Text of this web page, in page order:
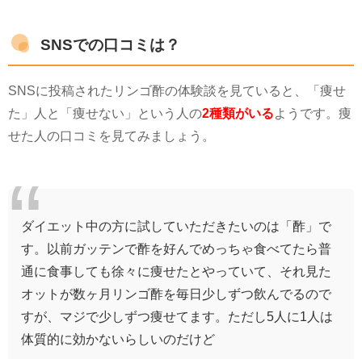
SNSでの口コミは？
SNSに投稿されたリンゴ酢の体験談を見ていると、「痩せ
た」人と「痩せない」という人の2種類がいる ようです。痩
せた人の口コミを見てみましょう。
ダイエット中の方に試していただきたいのは「酢」で
す。以前ガッテンで酢を好んでめっちゃ食べてたら普
通に食事しても徐々に痩せたとやっていて、それ見た
オットが数ヶ月リンゴ酢を毎日少しずつ飲んでるので
すが、マジで少しずつ痩せてます。ただし5人に1人は
体質的に効かないらしいのだけど